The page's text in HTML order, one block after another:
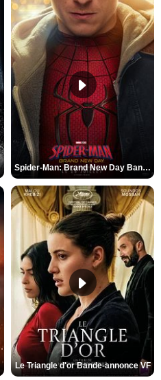
Spider-Man: Brand New Day Bande-annonce VO STFR
Le Triangle d'or Bande-annonce VF